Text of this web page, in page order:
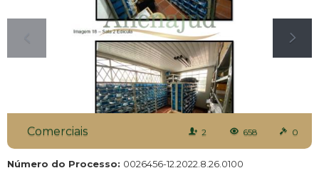
Comerciais 2 658 0
Número do Processo: 0026456-12.2022.8.26.0100